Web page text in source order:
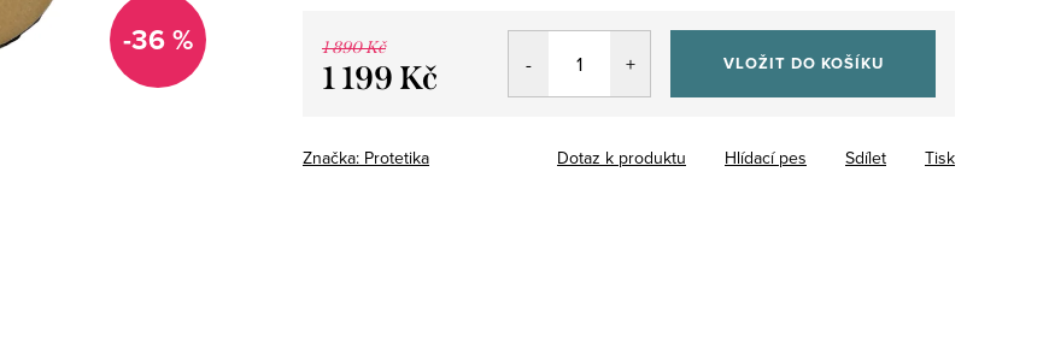
-36 % 1 890 Kč
1 199 Kč VLOŽIT DO KOŠÍKU
Značka: Protetika Tisk
Dotaz k produktu Hlídací pes Sdílet